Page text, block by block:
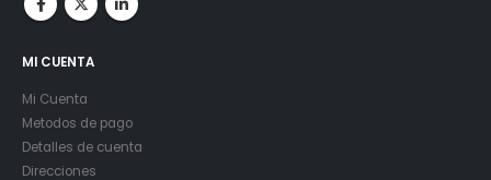
MI CUENTA
Mi Cuenta
Metodos de pago
Detalles de cuenta
Direcciones